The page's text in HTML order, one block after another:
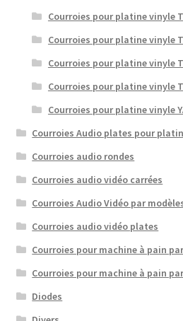
Courroies pour platine vinyle
Courroies pour platine vinyle
Courroies pour platine vinyle
Courroies pour platine vinyle
Courroies pour platine vinyle
Courroies Audio plates pour
Courroies audio rondes
Courroies audio vidéo carrées
Courroies Audio Vidéo par
Courroies audio vidéo plates
Courroies pour machine à pain
Courroies pour machine à pain
Diodes